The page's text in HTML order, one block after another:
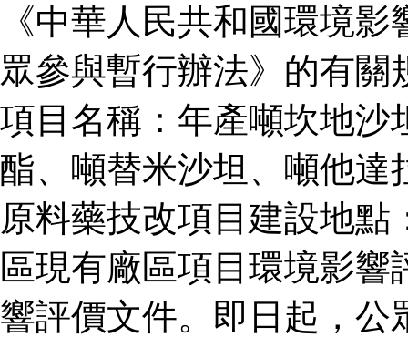
《中華人民共和國環境
眾參與暫行辦法》的有
項目名稱：年產噸坎地沙
酯、噸替米沙坦、噸他達
原料藥技改項目建設地
區現有廠區項目環境影
響評價文件。即日起，公